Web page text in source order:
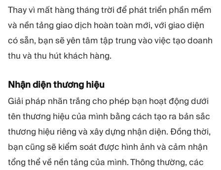
Thay vì mất hàng tháng trời để phát triển phần mềm
và nền tảng giao dịch hoàn toàn mới, với giao diện
có sẵn, bạn sẽ yên tâm tập trung vào việc tạo doanh
thu và thu hút khách hàng.
Nhận diện thương hiệu
Giải pháp nhãn trắng cho phép bạn hoạt động dưới
tên thương hiệu của mình bằng cách tạo ra bản sắc
thương hiệu riêng và xây dựng nhận diện. Đồng thời,
bạn cũng sẽ kiểm soát được hình ảnh và cảm nhận
tổng thể về nền tảng của mình. Thông thường, các